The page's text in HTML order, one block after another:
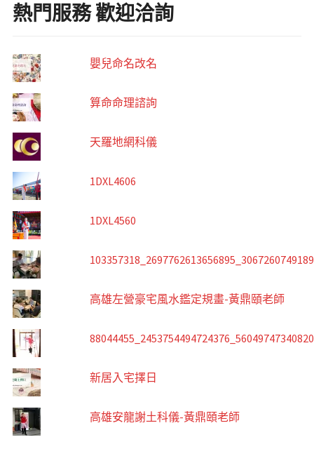
熱門服務 歡迎洽詢
嬰兒命名改名
算命命理諮詢
天羅地網科儀
1DXL4606
1DXL4560
高雄左營豪宅風水鑑定規畫-黃鼎頤老師
新居入宅擇日
高雄安龍謝土科儀-黃鼎頤老師